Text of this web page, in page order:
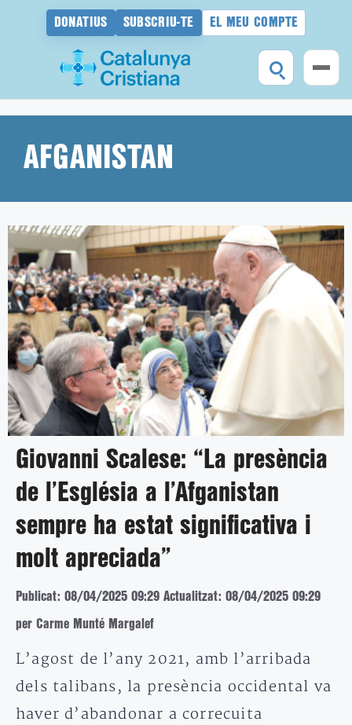
DONATIUS SUBSCRIU-TE EL MEU COMPTE
contingutAFGANISTAN
Giovanni Scalese: “La presència
de l’Església a l’Afganistan
sempre ha estat significativa i
molt apreciada”
Publicat: 08/04/2025 09:29 Actualitzat: 08/04/2025 09:29
per Carme Munté Margalef
L’agost de l’any 2021, amb l’arribada
dels talibans, la presència occidental va
haver d’abandonar a correcuita